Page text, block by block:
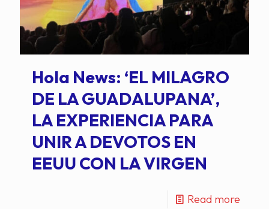
Hola News: ‘EL MILAGRO
DE LA GUADALUPANA’,
LA EXPERIENCIA PARA
UNIR A DEVOTOS EN
EEUU CON LA VIRGEN
Read more